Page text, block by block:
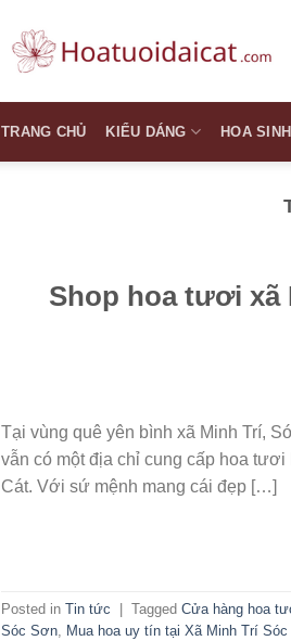
TRANG CHỦ KIỂU DÁNG HOA
Shop hoa tươi xã
Tại vùng quê yên bình xã Minh Trí,
vẫn có một địa chỉ cung cấp hoa
Cát. Với sứ mệnh mang cái đẹp […]
Posted in Tin tức Tagged Cửa hàng hoa
Sóc Sơn, Mua hoa uy tín tại Xã Minh Trí